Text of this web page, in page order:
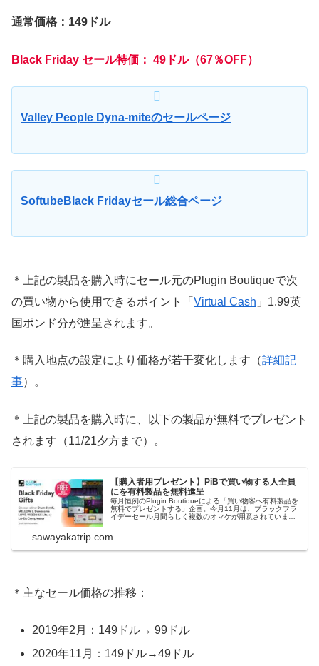
通常価格：149ドル
Black Friday セール特価： 49ドル（67％OFF）
Valley People Dyna-miteのセールページ
SoftubeBlack Fridayセール総合ページ
＊上記の製品を購入時にセール元のPlugin Boutiqueで次
の買い物から使用できるポイント「 Virtual Cash 」1.99英
国ポンド分が進呈されます。
＊購入地点の設定により価格が若干変化します（詳細記
事）。
＊上記の製品を購入時に、以下の製品が無料でプレゼント
されます（11/21夕方まで）。
【購入者用プレゼント】PiBで買い物する人全員
にを有料製品を無料進呈
毎月恒例のPlugin Boutiqueによる「買い物客へ有料製品を
無料でプレゼントする」企画。今月11月は、ブラックフラ
イデーセール月間らしく複数のオマケが用意されていま
できます...
sawayakatrip.com
＊主なセール価格の推移：
2019年2月：149ドル→ 99ドル
2020年11月：149ドル→49ドル